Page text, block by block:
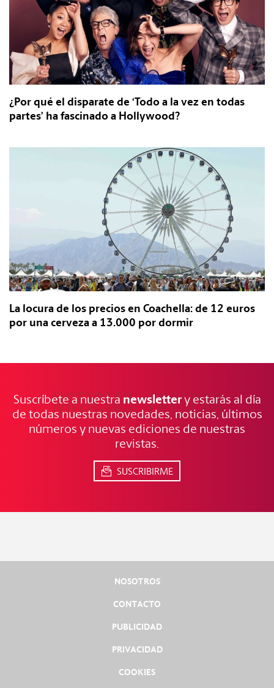
¿Por qué el disparate de ‘Todo a la vez en todas
partes’ ha fascinado a Hollywood?
La locura de los precios en Coachella: de 12 euros
por una cerveza a 13.000 por dormir
NOTICIAS FRESCAS
Suscríbete a nuestra newslettery estarás al día
de todas nuestras novedades, noticias, últimos
números y nuevas ediciones de nuestras
revistas.
SUSCRIBIRME
NOSOTROS
CONTACTO
PUBLICIDAD
PRIVACIDAD
COOKIES